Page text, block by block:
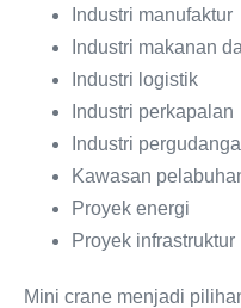
Industri manufaktur
Industri makanan
Industri logistik
Industri perkapalan
Industri
Kawasan
Proyek energi
Proyek infrastruktur
Mini crane menjadi